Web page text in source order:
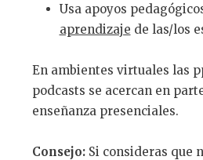
Usa apoyos
aprendizaje de las/los
En ambientes virtuales las
podcasts se acercan en
enseñanza presenciales.
Consejo: Si consideras que